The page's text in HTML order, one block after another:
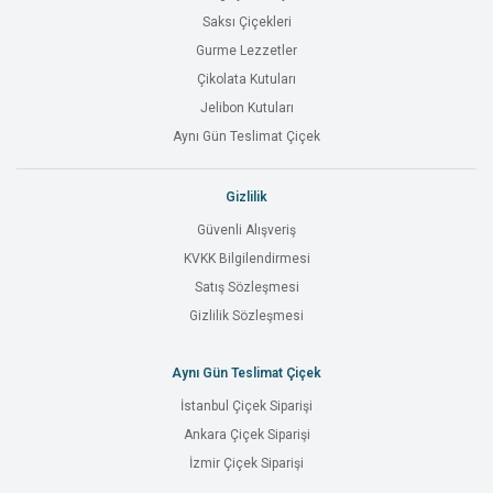
Saksı Çiçekleri
Gurme Lezzetler
Çikolata Kutuları
Jelibon Kutuları
Aynı Gün Teslimat Çiçek
Gizlilik
Güvenli Alışveriş
KVKK Bilgilendirmesi
Satış Sözleşmesi
Gizlilik Sözleşmesi
Aynı Gün Teslimat Çiçek
İstanbul Çiçek Siparişi
Ankara Çiçek Siparişi
İzmir Çiçek Siparişi